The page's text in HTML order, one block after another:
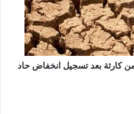
كارثة بعد تسجيل انخفاض حاد